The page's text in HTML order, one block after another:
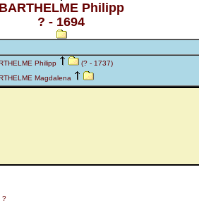
BARTHELME Philipp
? - 1694
Philipp
(? - 1737)
Magdalena
?